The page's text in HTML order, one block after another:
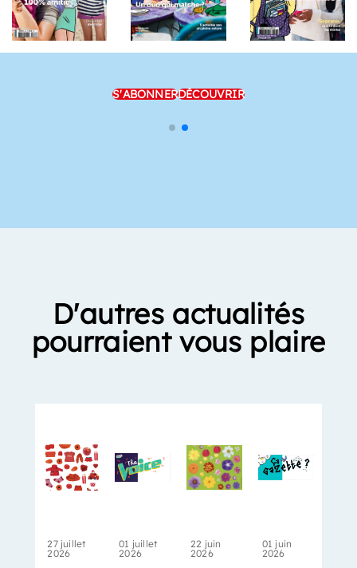
S'ABONNERDÉCOUVRIR
D'autres actualités
pourraient vous plaire
27 juillet
2026
01 juillet
2026
22 juin
2026
01 juin
2026